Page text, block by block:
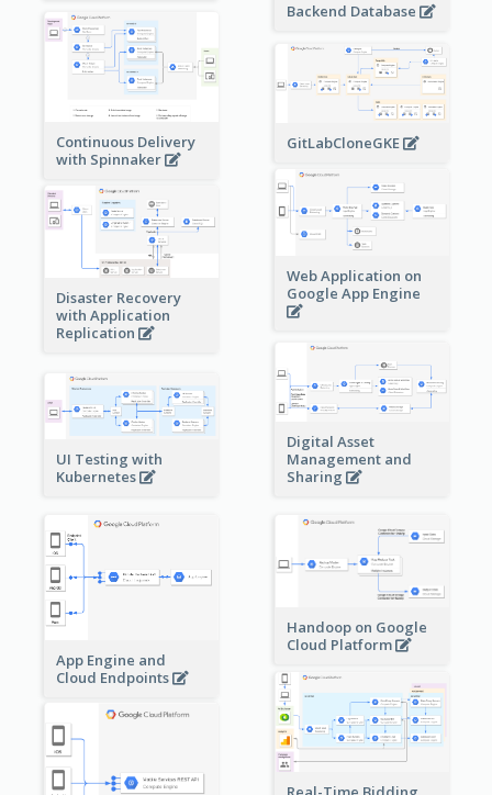
Backend Database
Continuous Delivery
with Spinnaker
GitLabCloneGKE
Web Application on
Google App Engine
Disaster Recovery
with Application
Replication
Digital Asset
Management and
Sharing
UI Testing with
Kubernetes
App Engine and
Cloud Endpoints
Handoop on Google
Cloud Platform